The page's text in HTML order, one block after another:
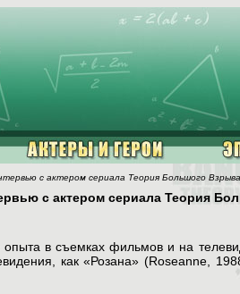
с актером сериала Теория Большого
с актером сериала Теория
в съемках фильмов и на
как «Розана» (Roseanne,